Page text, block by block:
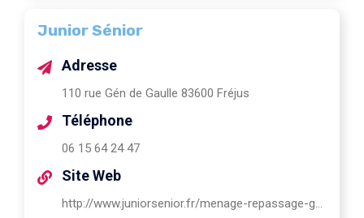
Junior Sénior
Adresse
110 rue Gén de Gaulle 83600 Fréjus
Téléphone
06 15 64 24 47
Site Web
http://www.juniorsenior.fr/menage-repassage-garde-d-enfants-jardinage-a-frejus.html